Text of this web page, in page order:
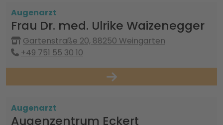
Augenarzt
Frau Dr. med. Ulrike Waizenegger
Gartenstraße 20, 88250 Weingarten
+49 751 55 30 10
Augenarzt
Augenzentrum Eckert